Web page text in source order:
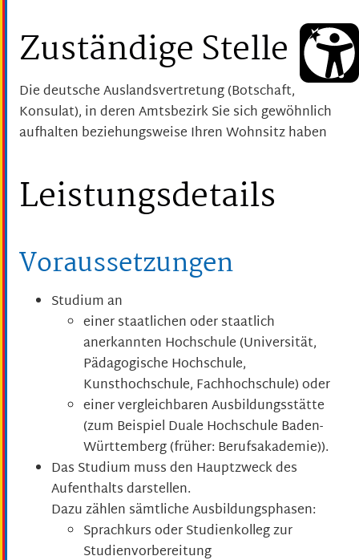
Zuständige Stelle
Die deutsche Auslandsvertretung (Botschaft,
Konsulat), in deren Amtsbezirk Sie sich gewöhnlich
aufhalten beziehungsweise Ihren Wohnsitz haben
Leistungsdetails
Voraussetzungen
Studium an
einer staatlichen oder staatlich
anerkannten Hochschule (Universität,
Pädagogische Hochschule,
Kunsthochschule, Fachhochschule) oder
einer vergleichbaren Ausbildungsstätte
(zum Beispiel Duale Hochschule Baden-
Württemberg (früher: Berufsakademie)).
Das Studium muss den Hauptzweck des
Aufenthalts darstellen.
Dazu zählen sämtliche Ausbildungsphasen:
Sprachkurs oder Studienkolleg zur
Studienvorbereitung